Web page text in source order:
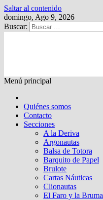
Saltar al contenido
domingo, Ago 9, 2026
Buscar:
Menú principal
Quiénes somos
Contacto
Secciones
A la Deriva
Argonautas
Balsa de Totora
Barquito de Papel
Brulote
Cartas Náuticas
Clionautas
El Faro y la Bruma